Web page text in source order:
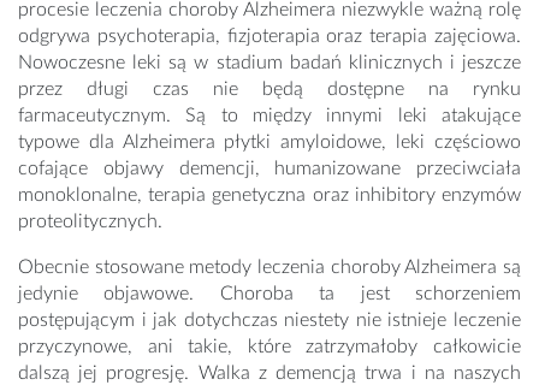
procesie leczenia choroby Alzheimera niezwykle ważną rolę
odgrywa psychoterapia, fizjoterapia oraz terapia zajęciowa.
Nowoczesne leki są w stadium badań klinicznych i jeszcze
przez długi czas nie będą dostępne na rynku
farmaceutycznym. Są to między innymi leki atakujące
typowe dla Alzheimera płytki amyloidowe, leki częściowo
cofające objawy demencji, humanizowane przeciwciała
monoklonalne, terapia genetyczna oraz inhibitory enzymów
proteolitycznych.
Obecnie stosowane metody leczenia choroby Alzheimera są
jedynie objawowe. Choroba ta jest schorzeniem
postępującym i jak dotychczas niestety nie istnieje leczenie
przyczynowe, ani takie, które zatrzymałoby całkowicie
dalszą jej progresję. Walka z demencją trwa i na naszych